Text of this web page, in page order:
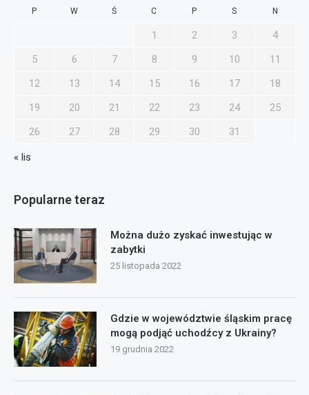
Popularne teraz
Można dużo zyskać inwestując w
zabytki
25 listopada 2022
Gdzie w województwie śląskim pracę
mogą podjąć uchodźcy z Ukrainy?
19 grudnia 2022
P W Ś C P S N
1 2 3
4
5
6 7 8 9 10
11
12
13 14 15 16 17
18
19
20 21 22 23 24
25
26
27 28 29 30 31
« lis